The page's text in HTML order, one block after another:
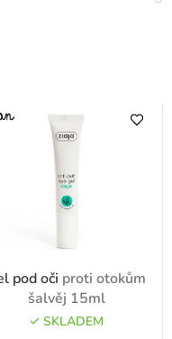
pod oči proti otokům
šalvěj 15ml
SKLADEM